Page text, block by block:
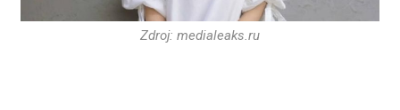
Zdroj: medialeaks.ru